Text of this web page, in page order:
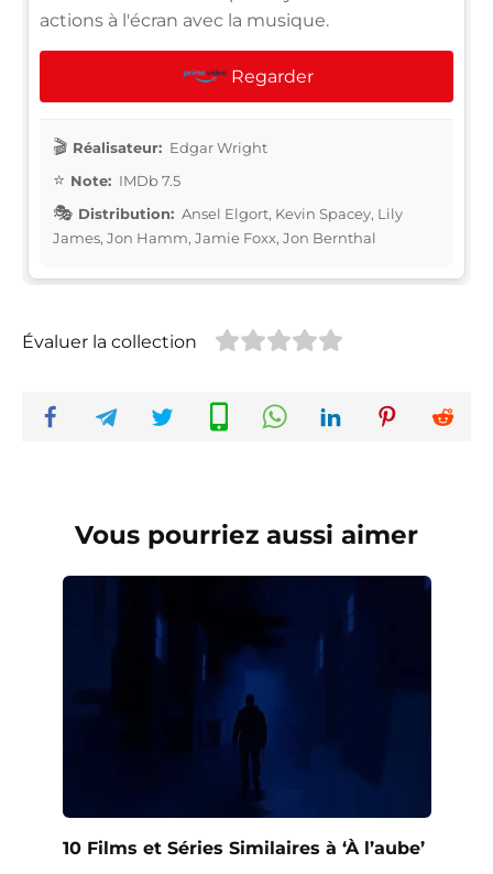
actions à l'écran avec la musique.
Regarder
Réalisateur: Edgar Wright
Note: IMDb 7.5
Distribution: Ansel Elgort, Kevin Spacey, Lily
James, Jon Hamm, Jamie Foxx, Jon Bernthal
Évaluer la collection
Vous pourriez aussi aimer
10 Films et Séries Similaires à ‘À l’aube’